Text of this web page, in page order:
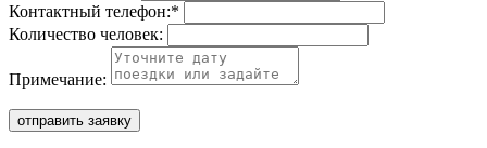
Контактный телефон:*
Количество человек:
Примечание:
отправить заявку